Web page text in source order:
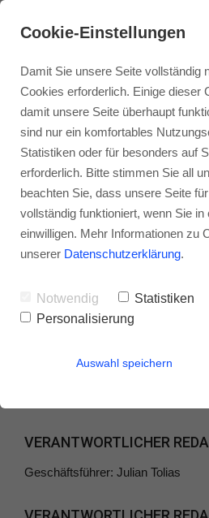
Kontakt
VERLAG:
SM2 | Stuttgarter Marketing &
Wilhelmsplatz 7
VERANTWORTLICHER
Geschäftsführer: Julian Tolias
Cookie-Einstellungen
Damit Sie unsere Seite vollständig
Cookies erforderlich. Einige dieser
damit unsere Seite überhaupt
sind nur ein komfortables
Statistiken oder für besonders auf
erforderlich. Bitte stimmen Sie all
beachten Sie, dass unsere Seite
vollständig funktioniert, wenn Sie
einwilligen. Mehr Informationen zu
unserer Datenschutzerklärung.
Notwendig Statistiken
Personalisierung
Auswahl speichern